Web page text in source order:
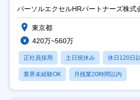
パーソルエクセルHRパートナーズ株式
東京都
420万~560万
正社員採用 土日祝休み 休日120日
業界未経験OK 月残業20時間以内